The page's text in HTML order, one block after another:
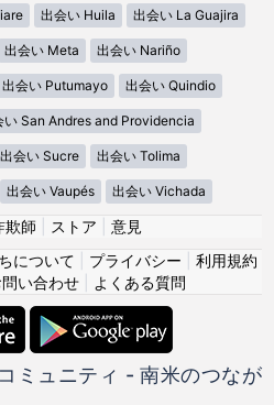
出会い Huila 出会い La Guajira
出会い Meta 出会い Nariño
出会い Putumayo 出会い Quindio
い San Andres and Providencia
出会い Sucre 出会い Tolima
出会い Vaupés 出会い Vichada
欺師 ストア
意見
について プライバシー
利用規約
問い合わせ| よくある質問
ミュニティ - 南米のつなが